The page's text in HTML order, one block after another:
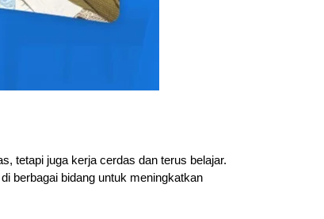
tetapi juga kerja cerdas dan terus belajar.
berbagai bidang untuk meningkatkan